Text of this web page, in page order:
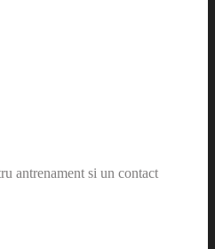
antrenament si un contact